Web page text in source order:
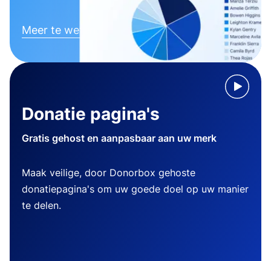
Meer te weten komen
Donatie pagina's
Gratis gehost en aanpasbaar aan uw merk
Maak veilige, door Donorbox gehoste
donatiepagina's om uw goede doel op uw manier
te delen.